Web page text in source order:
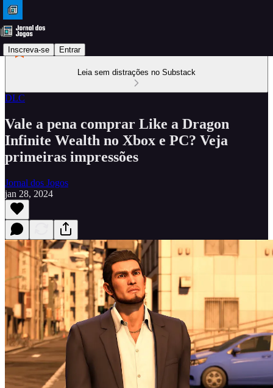
Inscreva-se Entrar
Leia sem distrações no Substack
DLC
Vale a pena comprar Like a Dragon
Infinite Wealth no Xbox e PC? Veja
primeiras impressões
Jornal dos Jogos
jan 28, 2024